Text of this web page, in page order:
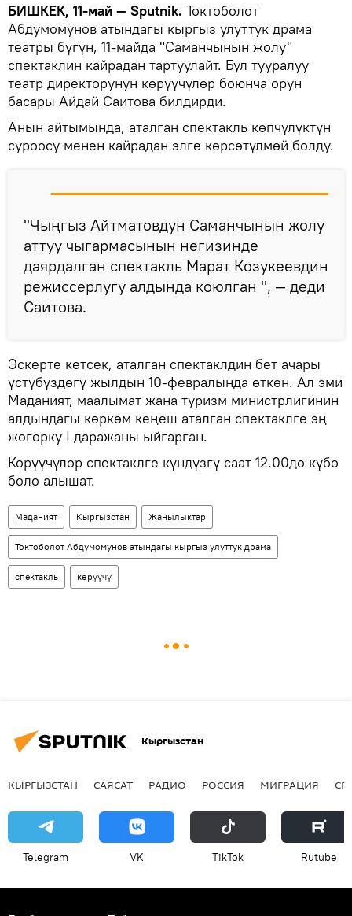
БИШКЕК, 11-май — Sputnik. Токтоболот
Абдумомунов атындагы кыргыз улуттук драма
театры бүгүн, 11-майда "Саманчынын жолу"
спектаклин кайрадан тартуулайт. Бул тууралуу
театр директорунун көрүүчүлөр боюнча орун
басары Айдай Саитова билдирди.
Анын айтымында, аталган спектакль көпчүлүктүн
суроосу менен кайрадан элге көрсөтүлмөй болду.
"Чыңгыз Айтматовдун Саманчынын жолу
аттуу чыгармасынын негизинде
даярдалган спектакль Марат Козукеевдин
режиссерлугу алдында коюлган ", — деди
Саитова.
Эскерте кетсек, аталган спектаклдин бет ачары
үстүбүздөгү жылдын 10-февралында өткөн. Ал эми
Маданият, маалымат жана туризм министрлигинин
алдындагы көркөм кеңеш аталган спектаклге эң
жогорку I даражаны ыйгарган.
Көрүүчүлөр спектаклге күндүзгү саат 12.00дө күбө
боло алышат.
Маданият Кыргызстан Жаңылыктар
Токтоболот Абдумомунов атындагы кыргыз улуттук драма
спектакль көрүүчү
Кыргызстан
КЫРГЫЗСТАН САЯСАТ РАДИО РОССИЯ МИГРАЦИЯ
Telegram VK ТikТоk Rutube